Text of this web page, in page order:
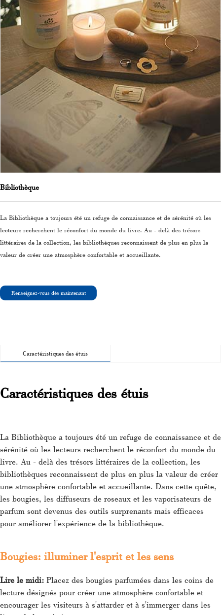
Bibliothèque
La Bibliothèque a toujours été un refuge de connaissance et de sérénité où les
lecteurs recherchent le réconfort du monde du livre. Au - delà des trésors
littéraires de la collection, les bibliothèques reconnaissent de plus en plus la
valeur de créer une atmosphère confortable et accueillante.
Renseignez-vous dès maintenant
Caractéristiques des étuis
Caractéristiques des étuis
La Bibliothèque a toujours été un refuge de connaissance et de
sérénité où les lecteurs recherchent le réconfort du monde du
livre. Au - delà des trésors littéraires de la collection, les
bibliothèques reconnaissent de plus en plus la valeur de créer
une atmosphère confortable et accueillante. Dans cette quête,
les bougies, les diffuseurs de roseaux et les vaporisateurs de
parfum sont devenus des outils surprenants mais efficaces
pour améliorer l'expérience de la bibliothèque.
Bougies: illuminer l'esprit et les sens
Lire le midi: Placez des bougies parfumées dans les coins de
lecture désignés pour créer une atmosphère confortable et
encourager les visiteurs à s'attarder et à s'immerger dans les